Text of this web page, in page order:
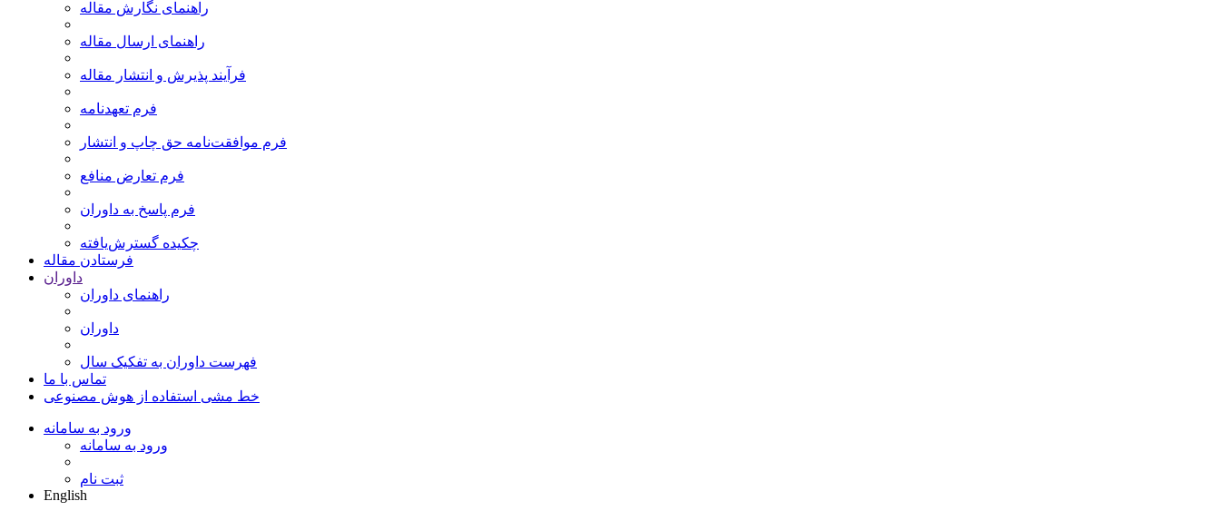
راهنمای نگارش مقاله
راهنمای ارسال مقاله
فرآیند پذیرش و انتشار مقاله
فرم تعهدنامه
فرم موافقت‌نامه حق چاپ و انتشار
فرم تعارض منافع
فرم پاسخ به داوران
چکیده گسترش‌یافته
فرستادن مقاله
داوران
راهنمای داوران
داوران
فهرست داوران به تفکیک سال
تماس با ما
خط مشی استفاده از هوش مصنوعی
ورود به سامانه
ورود به سامانه
ثبت نام
English